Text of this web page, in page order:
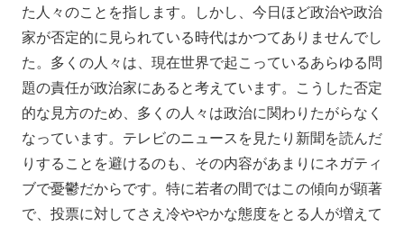
た人々のことを指します。しかし、今日ほど政治や政治
家が否定的に見られている時代はかつてありませんでし
た。多くの人々は、現在世界で起こっているあらゆる問
題の責任が政治家にあると考えています。こうした否定
的な見方のため、多くの人々は政治に関わりたがらなく
なっています。テレビのニュースを見たり新聞を読んだ
りすることを避けるのも、その内容があまりにネガティ
ブで憂鬱だからです。特に若者の間ではこの傾向が顕著
で、投票に対してさえ冷ややかな態度をとる人が増えて